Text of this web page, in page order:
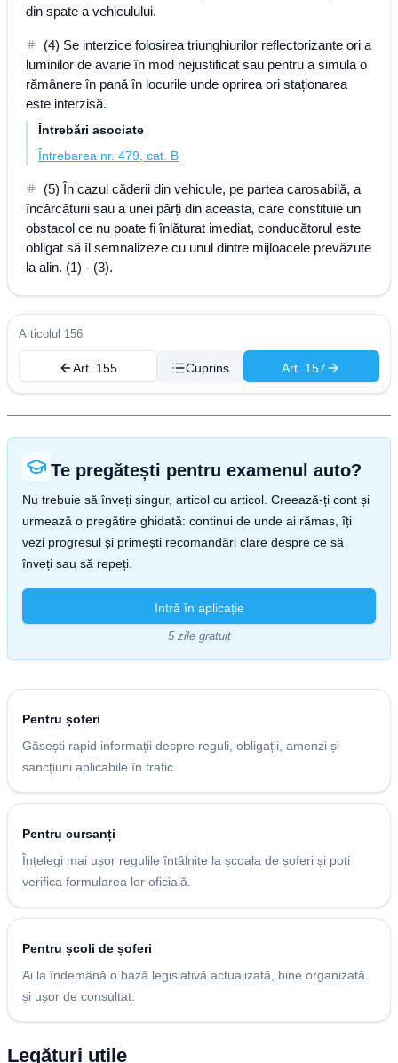
din spate a vehiculului.
(4) Se interzice folosirea triunghiurilor reflectorizante ori a
luminilor de avarie în mod nejustificat sau pentru a simula o
rămânere în pană în locurile unde oprirea ori staționarea
este interzisă.
Întrebări asociate
Întrebarea nr. 479, cat. B
(5) În cazul căderii din vehicule, pe partea carosabilă, a
încărcăturii sau a unei părți din aceasta, care constituie un
obstacol ce nu poate fi înlăturat imediat, conducătorul este
obligat să îl semnalizeze cu unul dintre mijloacele prevăzute
la alin. (1) - (3).
Articolul 156
Art. 155 Cuprins Art. 157
Te pregătești pentru examenul auto?
Nu trebuie să înveți singur, articol cu articol. Creează-ți cont și
urmează o pregătire ghidată: continui de unde ai rămas, îți
vezi progresul și primești recomandări clare despre ce să
înveți sau să repeți.
Intră în aplicație
5 zile gratuit
Pentru șoferi
Găsești rapid informații despre reguli, obligații, amenzi și
sancțiuni aplicabile în trafic.
Pentru cursanți
Înțelegi mai ușor regulile întâlnite la școala de șoferi și poți
verifica formularea lor oficială.
Pentru școli de șoferi
Ai la îndemână o bază legislativă actualizată, bine organizată
și ușor de consultat.
Legături utile